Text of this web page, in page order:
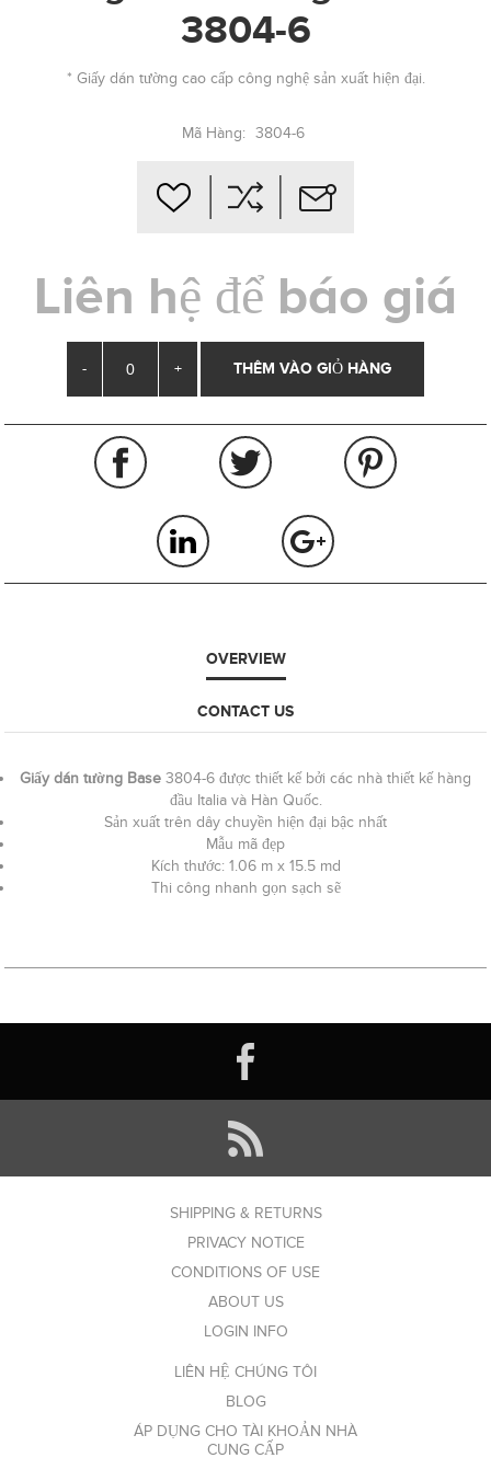
3804-6
* Giấy dán tường cao cấp công nghệ sản xuất hiện đại.
Mã Hàng: 3804-6
Liên hệ để báo giá
- +
OVERVIEW
CONTACT US
Giấy dán tường Base 3804-6 được thiết kế bởi các nhà thiết kế hàng
đầu Italia và Hàn Quốc.
Sản xuất trên dây chuyền hiện đại bậc nhất
Mẫu mã đẹp
Kích thước: 1.06 m x 15.5 md
Thi công nhanh gọn sạch sẽ
SHIPPING & RETURNS
PRIVACY NOTICE
CONDITIONS OF USE
ABOUT US
LOGIN INFO
LIÊN HỆ CHÚNG TÔI
BLOG
ÁP DỤNG CHO TÀI KHOẢN NHÀ
CUNG CẤP